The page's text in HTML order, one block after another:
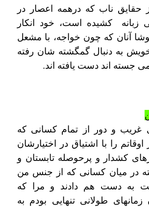
حقایق ناب که درهمه اعصار در
زبانه کشیده است، خود انکار
آنان که چون خواجه، با مشعل
خویش به دنبال گمگشته شان رفته
می جسته اند دست یافته اند.
غریب و دور از تمام کسانی که
را با اشتیاق در اختیارشان
کشدار و پرحوصله تابستان و
در میان کسانی که از جنس من
به دست هم دادند و مرا که
طولانی تنهایی بودم به